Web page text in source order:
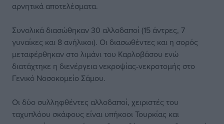
αρνητικά αποτελέσματα.
Συνολικά διασώθηκαν 30 αλλοδαποί (15 άντρες, 7
γυναίκες και 8 ανήλικοι). Οι διασωθέντες και η σορός
μεταφέρθηκαν στο λιμάνι του Καρλοβάσου ενώ
διατάχτηκε η διενέργεια νεκροψίας-νεκροτομής στο
Γενικό Νοσοκομείο Σάμου.
Οι δύο συλληφθέντες αλλοδαποί, χειριστές του
ταχυπλόου σκάφους είναι υπήκοοι Τουρκίας και